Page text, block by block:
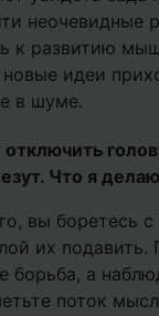
неочевидные
к развитию
идеи
в шуме.
Что я
вы боретесь
их подавить.
борьба, а
поток